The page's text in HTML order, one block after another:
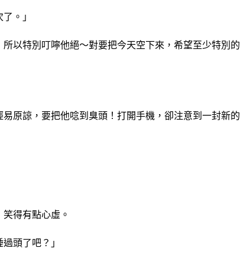
。」
以特別叮嚀他絕～對要把今天空下來，希望至少特別的
原諒，要把他唸到臭頭！打開手機，卻注意到一封新的
得有點心虛。
頭了吧？」